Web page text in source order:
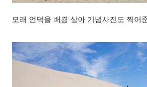
모래 언덕을 배경 삼아 기념사진도 찍어